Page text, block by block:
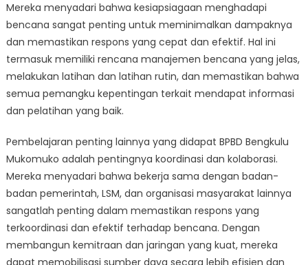
Mereka menyadari bahwa kesiapsiagaan menghadapi
bencana sangat penting untuk meminimalkan dampaknya
dan memastikan respons yang cepat dan efektif. Hal ini
termasuk memiliki rencana manajemen bencana yang jelas,
melakukan latihan dan latihan rutin, dan memastikan bahwa
semua pemangku kepentingan terkait mendapat informasi
dan pelatihan yang baik.
Pembelajaran penting lainnya yang didapat BPBD Bengkulu
Mukomuko adalah pentingnya koordinasi dan kolaborasi.
Mereka menyadari bahwa bekerja sama dengan badan-
badan pemerintah, LSM, dan organisasi masyarakat lainnya
sangatlah penting dalam memastikan respons yang
terkoordinasi dan efektif terhadap bencana. Dengan
membangun kemitraan dan jaringan yang kuat, mereka
dapat memobilisasi sumber daya secara lebih efisien dan